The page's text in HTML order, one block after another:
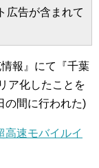
広告が含まれて
報』にて『千葉
ア化したことを
の間に行われた)
高速モバイルイ